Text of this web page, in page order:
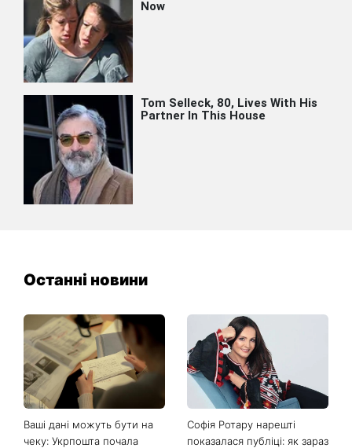
Останні новини
Ваші дані можуть бути на
чеку: Укрпошта почала
Софія Ротару нарешті
показалася публіці: як зараз